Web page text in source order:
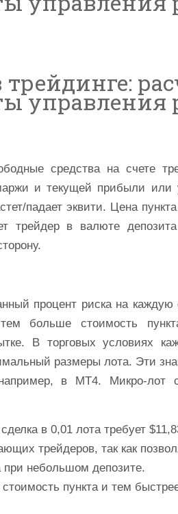
трейдинге:
управления
средства на счете
и текущей прибыли
падает эквити. Цена
трейдер в валюте
процент риска на каждую
больше стоимость
В торговых условиях
размеры лота. Эти
в МТ4. Микро-лот
в 0,01 лота требует
трейдеров, так как
небольшом депозите.
пункта и тем